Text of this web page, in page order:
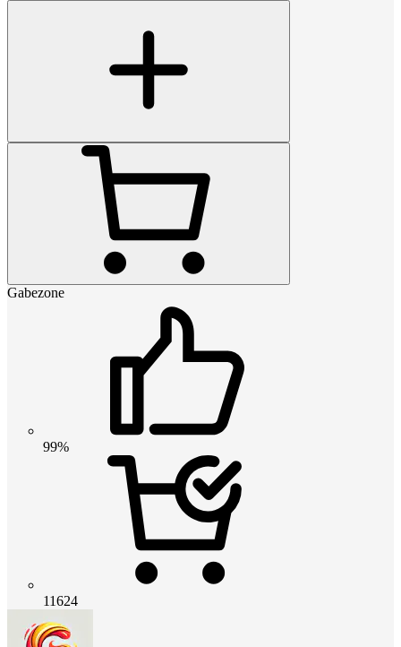
Gabezone
99%
11624